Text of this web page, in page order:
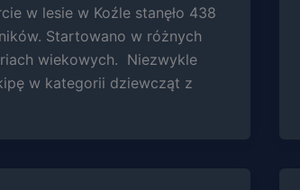
w lesie w Koźle stanęło 438
Startowano w różnych
wiekowych. Niezwykle
w kategorii dziewcząt z